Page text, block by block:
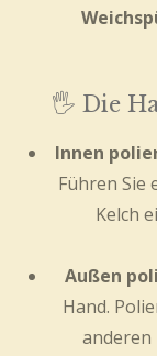
🖐️ Die
Innen
Führen Sie
Kelch
Außen
Hand.
anderen